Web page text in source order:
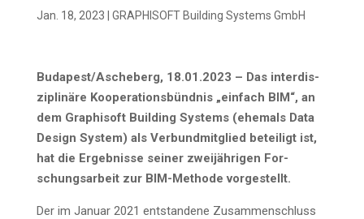
Jan. 18, 2023 GRAPHISOFT Building Systems GmbH
Budapest/Ascheberg, 18.01.2023 – Das inter­dis­
zi­pli­nä­re Koope­ra­ti­ons­bünd­nis „ein­fach BIM“, an
dem Gra­ph­i­s­oft Buil­ding Sys­tems (ehe­mals Data
Design Sys­tem) als Ver­bund­mit­glied betei­ligt ist,
hat die Ergeb­nis­se sei­ner zwei­jäh­ri­gen For­
schungs­ar­beit zur BIM-Metho­de vorgestellt.
Der im Janu­ar 2021 ent­stan­de­ne Zusam­men­schluss